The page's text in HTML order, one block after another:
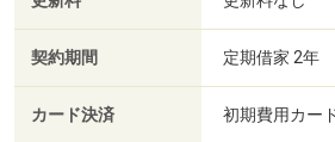
契約期間 定期借家 2年
カード決済 初期費用カー